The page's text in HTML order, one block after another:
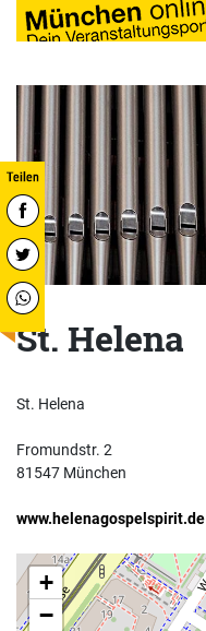
St. Helena
St. Helena
Fromundstr. 2
81547 München
www.helenagospelspirit.de
+
−